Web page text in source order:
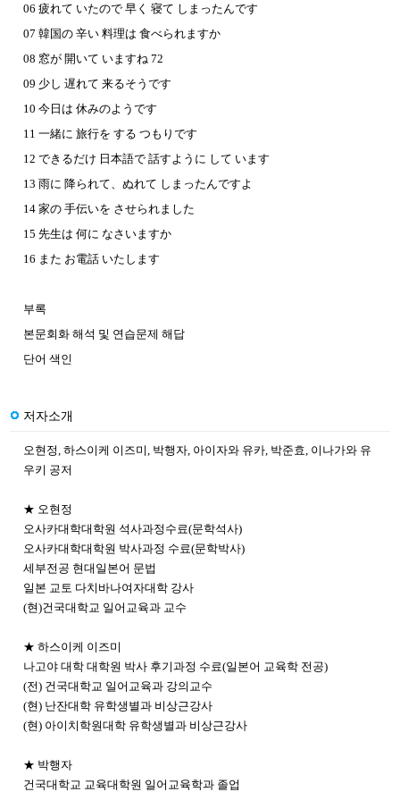
06 疲れて いたので 早く 寝て しまったんです
07 韓国の 辛い 料理は 食べられますか
08 窓が 開いて いますね 72
09 少し 遅れて 来るそうです
10 今日は 休みのようです
11 一緒に 旅行を する つもりです
12 できるだけ 日本語で 話すように して います
13 雨に 降られて、ぬれて しまったんですよ
14 家の 手伝いを させられました
15 先生は 何に なさいますか
16 また お電話 いたします
부록
본문회화 해석 및 연습문제 해답
단어 색인
저자소개
오현정, 하스이케 이즈미, 박행자, 아이자와 유카, 박준효, 이나가와 유
우키 공저
★ 오현정
오사카대학대학원 석사과정수료(문학석사)
오사카대학대학원 박사과정 수료(문학박사)
세부전공 현대일본어 문법
일본 교토 다치바나여자대학 강사
(현)건국대학교 일어교육과 교수
★ 하스이케 이즈미
나고야 대학 대학원 박사 후기과정 수료(일본어 교육학 전공)
(전) 건국대학교 일어교육과 강의교수
(현) 난잔대학 유학생별과 비상근강사
(현) 아이치학원대학 유학생별과 비상근강사
★ 박행자
건국대학교 교육대학원 일어교육학과 졸업